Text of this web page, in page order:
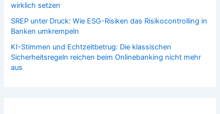
wirklich setzen
SREP unter Druck: Wie ESG-Risiken das Risikocontrolling in
Banken umkrempeln
KI-Stimmen und Echtzeitbetrug: Die klassischen
Sicherheitsregeln reichen beim Onlinebanking nicht mehr
aus